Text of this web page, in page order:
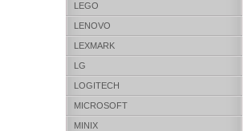
LEGO
LENOVO
LEXMARK
LG
LOGITECH
MICROSOFT
MINIX